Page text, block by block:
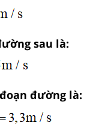
sau là:
đường là: